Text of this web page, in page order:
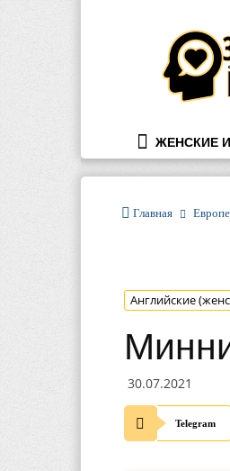
ЖЕНСКИЕ
Главная
Английские
30.07.2021
Telegram